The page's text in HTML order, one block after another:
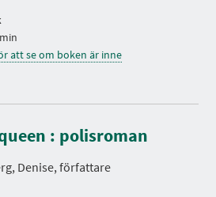
att se om boken är inne
: polisroman
Denise, författare